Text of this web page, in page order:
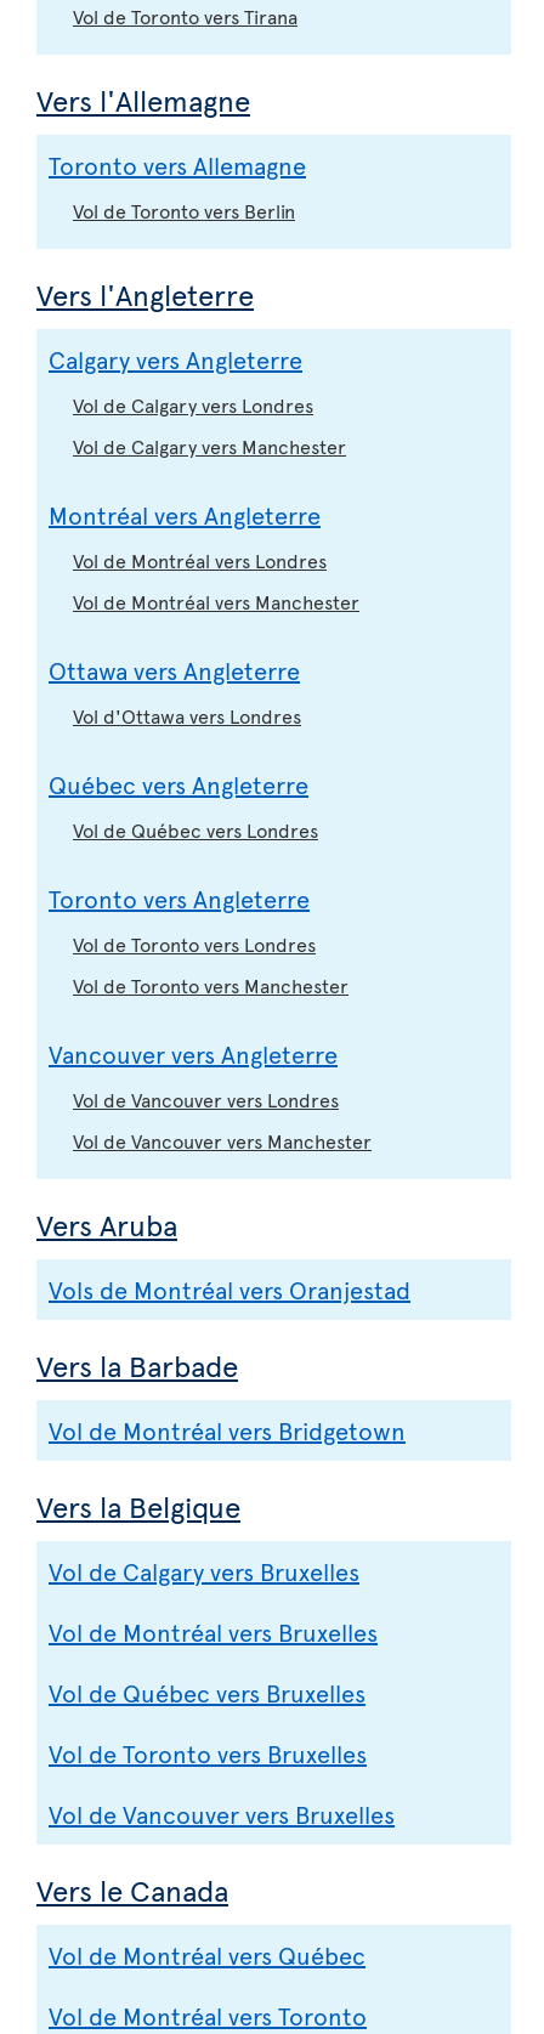
Vol de Toronto vers Tirana
Vers l'Allemagne
Toronto vers Allemagne
Vol de Toronto vers Berlin
Vers l'Angleterre
Calgary vers Angleterre
Vol de Calgary vers Londres
Vol de Calgary vers Manchester
Montréal vers Angleterre
Vol de Montréal vers Londres
Vol de Montréal vers Manchester
Ottawa vers Angleterre
Vol d'Ottawa vers Londres
Québec vers Angleterre
Vol de Québec vers Londres
Toronto vers Angleterre
Vol de Toronto vers Londres
Vol de Toronto vers Manchester
Vancouver vers Angleterre
Vol de Vancouver vers Londres
Vol de Vancouver vers Manchester
Vers Aruba
Vols de Montréal vers Oranjestad
Vers la Barbade
Vol de Montréal vers Bridgetown
Vers la Belgique
Vol de Calgary vers Bruxelles
Vol de Montréal vers Bruxelles
Vol de Québec vers Bruxelles
Vol de Toronto vers Bruxelles
Vol de Vancouver vers Bruxelles
Vers le Canada
Vol de Montréal vers Québec
Vol de Montréal vers Toronto